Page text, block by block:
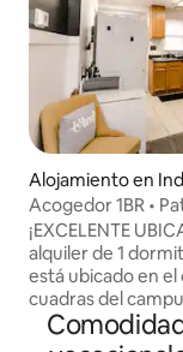
Alojamiento en
Acogedor 1BR •
estacionamiento
¡EXCELENTE
alquiler de 1
está ubicado en
cuadras del
Indianápolis y a 5
Indianápolis.